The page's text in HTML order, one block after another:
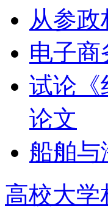
从参
电子商
试论《
论文
船舶与
高校大学